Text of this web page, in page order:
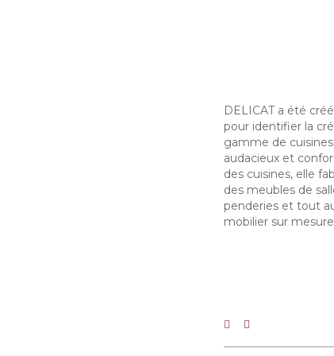
DELICAT a été
pour identifier la
gamme de
audacieux et
des cuisines, elle
des meubles de
penderies et tout
mobilier sur